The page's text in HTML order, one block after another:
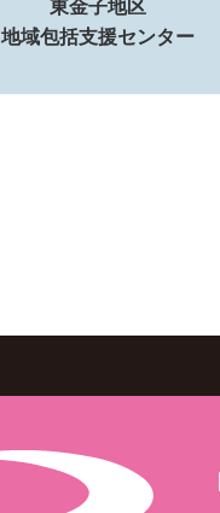
東金子地区
地域包括支援センター